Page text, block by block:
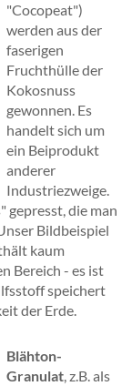
"Cocopeat")
werden aus der
faserigen
Fruchthülle der
Kokosnuss
gewonnen. Es
handelt sich um
ein Beiprodukt
anderer
Industriezweige.
gepresst, die man
Bildbeispiel
kaum
Bereich - es ist
speichert
der Erde.
Blähton-
Granulat, z.B. als